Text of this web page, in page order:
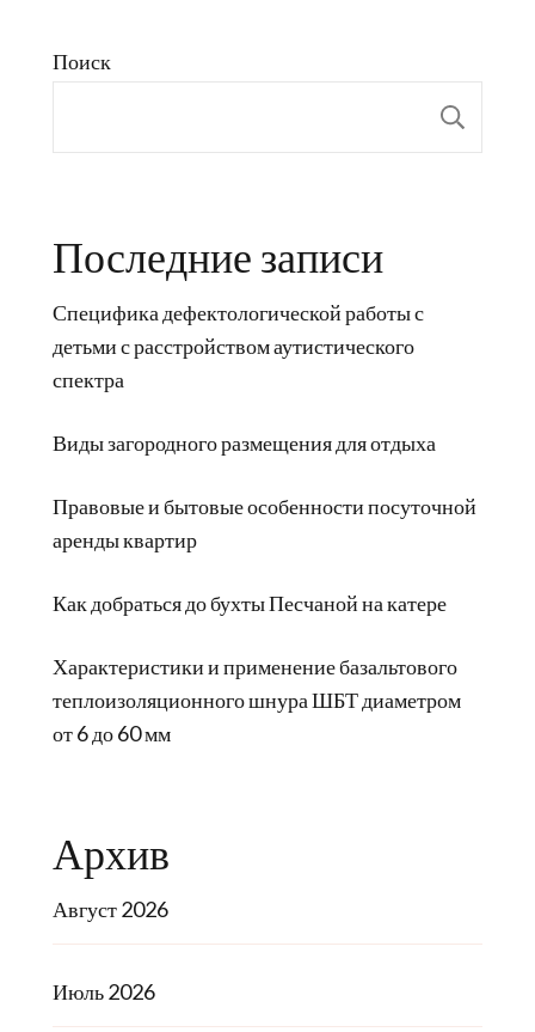
Поиск
Последние записи
Специфика дефектологической работы с
детьми с расстройством аутистического
спектра
Виды загородного размещения для отдыха
Правовые и бытовые особенности посуточной
аренды квартир
Как добраться до бухты Песчаной на катере
Характеристики и применение базальтового
теплоизоляционного шнура ШБТ диаметром
от 6 до 60 мм
Архив
Август 2026
Июль 2026